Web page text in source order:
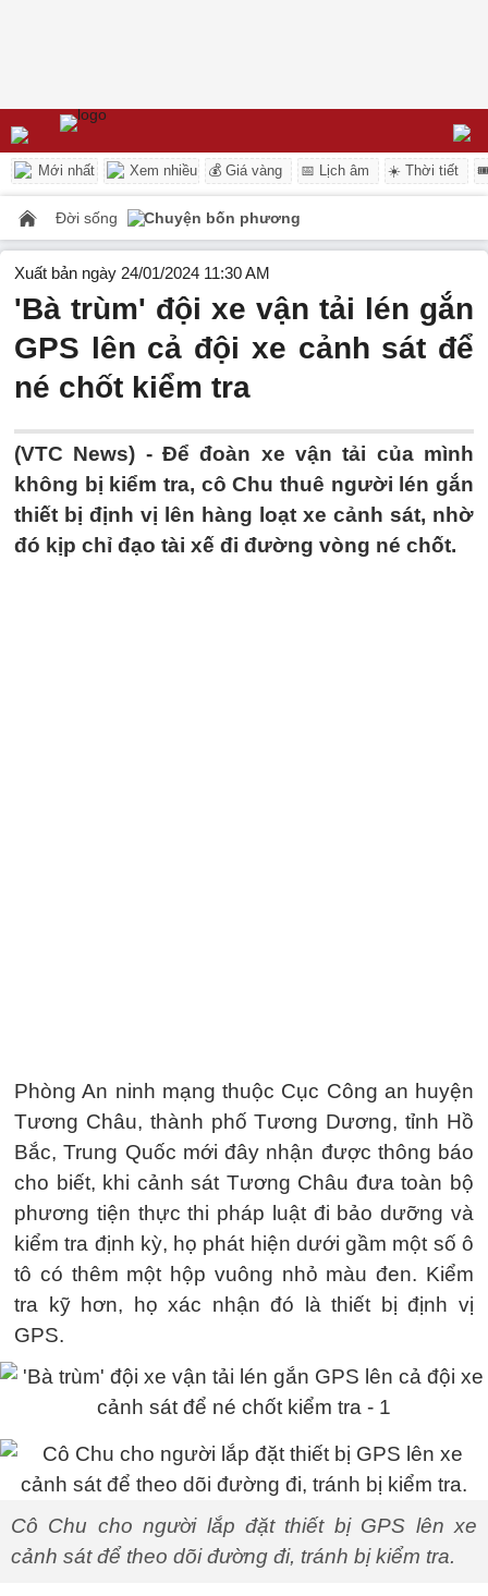
Mới nhất Xem nhiều 💰 Giá vàng 📅 Lịch âm ☀️ Thời tiết
Đời sống Chuyện bốn phương
Xuất bản ngày 24/01/2024 11:30 AM
'Bà trùm' đội xe vận tải lén gắn
GPS lên cả đội xe cảnh sát để
né chốt kiểm tra
(VTC News) - Để đoàn xe vận tải của mình
không bị kiểm tra, cô Chu thuê người lén gắn
thiết bị định vị lên hàng loạt xe cảnh sát, nhờ
đó kịp chỉ đạo tài xế đi đường vòng né chốt.
Phòng An ninh mạng thuộc Cục Công an huyện
Tương Châu, thành phố Tương Dương, tỉnh Hồ
Bắc, Trung Quốc mới đây nhận được thông báo
cho biết, khi cảnh sát Tương Châu đưa toàn bộ
phương tiện thực thi pháp luật đi bảo dưỡng và
kiểm tra định kỳ, họ phát hiện dưới gầm một số ô
tô có thêm một hộp vuông nhỏ màu đen. Kiểm
tra kỹ hơn, họ xác nhận đó là thiết bị định vị
GPS.
Cô Chu cho người lắp đặt thiết bị GPS lên xe
cảnh sát để theo dõi đường đi, tránh bị kiểm tra.